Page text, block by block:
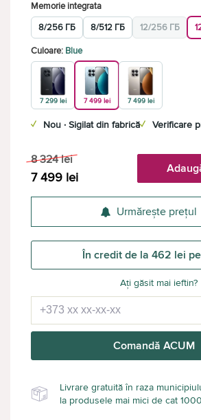
Memorie integrata
8/256 ГБ
8/512 ГБ 12/256 ГБ
Culoare: Blue
7 299 lei 7 499 lei 7 499 lei
✓ Nou · Sigilat din fabrică✓ Verificare
8 324 lei
7 499 lei
Urmărește prețul
În credit de la 462 lei
Ați găsit mai ieftin?
Comandă ACUM
Livrare gratuită în raza
la produsele mai mici de cat